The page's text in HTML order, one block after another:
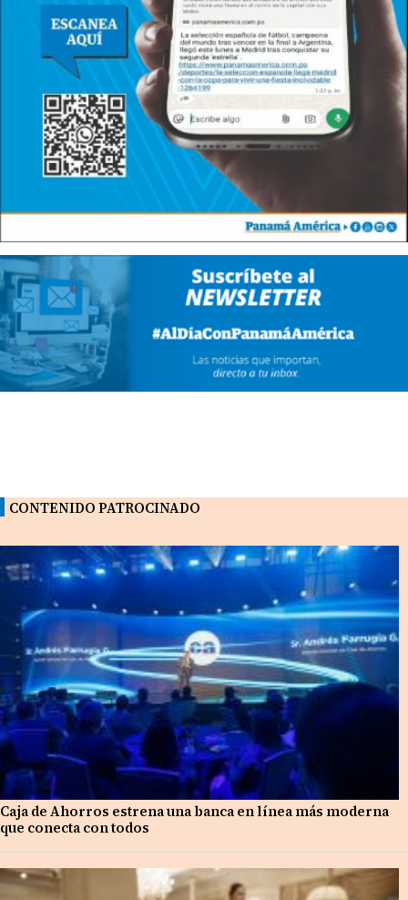
CONTENIDO PATROCINADO
Caja de Ahorros estrena una banca en línea más moderna
que conecta con todos